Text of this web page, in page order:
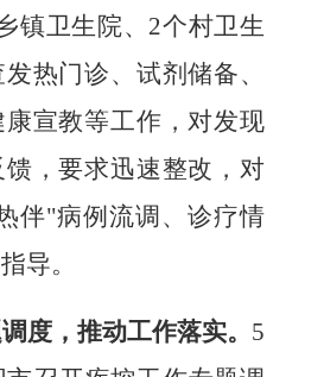
镇卫生院、 2个村卫生
热门诊、试剂储备、
宣教等工作，对发现
，要求迅速整改，对
伴"病例流调、诊疗情
导。
度，推动工作落实。 5